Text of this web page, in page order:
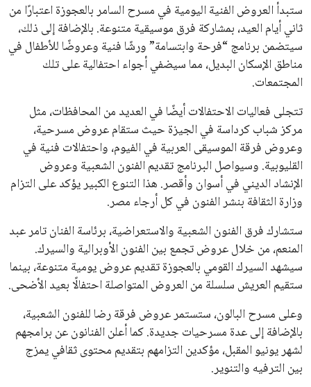
ستبدأ العروض الفنية اليومية في مسرح السامر بالعجوزة اعتبارًا من
ثاني أيام العيد، بمشاركة فرق موسيقية متنوعة. بالإضافة إلى ذلك،
سيتضمن برنامج “فرحة وابتسامة” ورشًا فنية وعروضًا للأطفال في
مناطق الإسكان البديل، مما سيضفي أجواء احتفالية على تلك
المجتمعات.
تتجلى فعاليات الاحتفالات أيضًا في العديد من المحافظات، مثل
مركز شباب كرداسة في الجيزة حيث ستقام عروض مسرحية،
وعروض فرقة الموسيقى العربية في الفيوم، واحتفالات فنية في
القليوبية. وسيواصل البرنامج تقديم الفنون الشعبية وعروض
الإنشاد الديني في أسوان وأقصر. هذا التنوع الكبير يؤكد على التزام
وزارة الثقافة بنشر الفنون في كل أرجاء مصر.
ستشارك فرق الفنون الشعبية والاستعراضية، برئاسة الفنان تامر عبد
المنعم، من خلال عروض تجمع بين الفنون الأوبرالية والسيرك.
سيشهد السيرك القومي بالعجوزة تقديم عروض يومية متنوعة، بينما
ستقيم العريش سلسلة من العروض المتواصلة احتفالًا بعيد الأضحى.
وعلى مسرح البالون، ستستمر عروض فرقة رضا للفنون الشعبية،
بالإضافة إلى عدة مسرحيات جديدة. كما أعلن الفنانون عن برامجهم
لشهر يونيو المقبل، مؤكدين التزامهم بتقديم محتوى ثقافي يمزج
بين الترفيه والتنوير.